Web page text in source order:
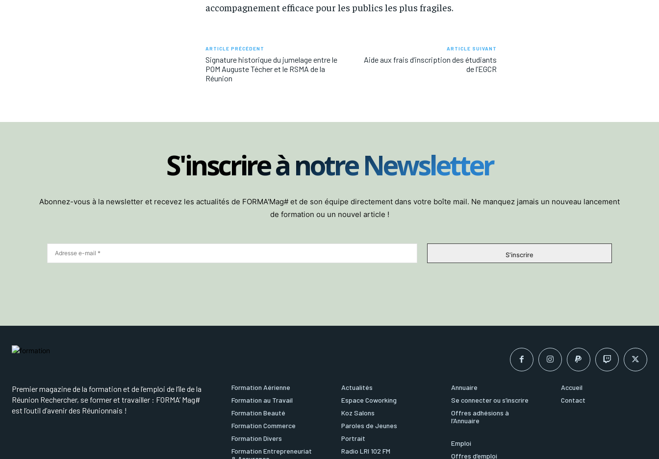
accompagnement efficace pour les publics les plus fragiles.
ARTICLE PRÉCÉDENT
Signature historique du jumelage entre le
POM Auguste Técher et le RSMA de la
Réunion
ARTICLE SUIVANT
Aide aux frais d’inscription des étudiants
de l’EGCR
S'inscrire à notre Newsletter
Abonnez-vous à la newsletter et recevez les actualités de FORMA'Mag# et de son équipe directement dans votre boîte mail. Ne manquez jamais un nouveau lancement
de formation ou un nouvel article !
Premier magazine de la formation et de l’emploi de l’île de la
Réunion Rechercher, se former et travailler : FORMA’ Mag#
est l’outil d’avenir des Réunionnais !
Formation Aérienne
Formation au Travail
Formation Beauté
Formation Commerce
Formation Divers
Formation Entrepreneuriat
Actualités
Espace Coworking
Koz Salons
Paroles de Jeunes
Portrait
Radio LRI 102 FM
Annuaire
Se connecter ou s’inscrire
Offres adhésions à
l’Annuaire
Emploi
Offres d’emploi
Accueil
Contact